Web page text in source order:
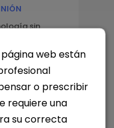
sin
Recursos Humanos
web están
o prescribir
requiere una
su correcta